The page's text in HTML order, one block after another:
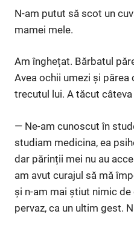
N-am putut să scot un
mamei mele.
Am înghețat. Bărbatul
Avea ochii umezi și părea
trecutul lui. A tăcut
— Ne-am cunoscut în
studiam medicina, ea
dar părinții mei nu au
am avut curajul să mă
și n-am mai știut nimic
pervaz, ca un ultim gest.